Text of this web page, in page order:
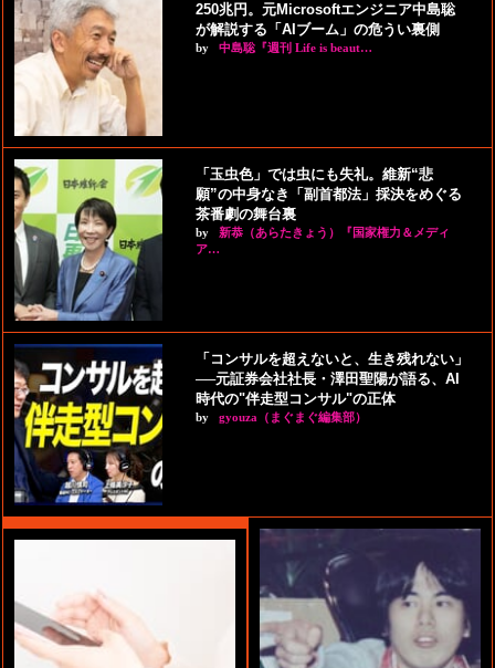
250兆円。元Microsoftエンジニア中島聡
が解説する「AIブーム」の危うい裏側
by 中島聡『週刊 Life is beaut…
「玉虫色」では虫にも失礼。維新“悲
願”の中身なき「副首都法」採決をめぐる
茶番劇の舞台裏
by
新恭（あらたきょう）『国家権力＆メディ
ア…
「コンサルを超えないと、生き残れない」
──元証券会社社長・澤田聖陽が語る、AI
時代の"伴走型コンサル"の正体
by gyouza（まぐまぐ編集部）